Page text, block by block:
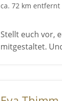
ca. 72 km entfernt
Stellt euch vor,
mitgestaltet.